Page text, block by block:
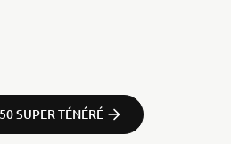
SUPER TÉNÉRÉ